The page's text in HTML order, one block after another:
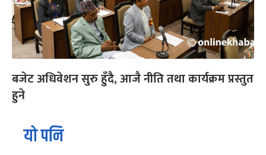
बजेट अधिवेशन सुरु हुँदै, आजै नीति तथा कार्यक्रम प्रस्तुत
हुने
यो पनि